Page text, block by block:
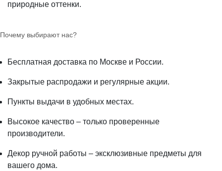
природные оттенки.
Почему выбирают нас?
Бесплатная доставка по Москве и России.
Закрытые распродажи и регулярные акции.
Пункты выдачи в удобных местах.
Высокое качество – только проверенные
производители.
Декор ручной работы – эксклюзивные предметы для
вашего дома.